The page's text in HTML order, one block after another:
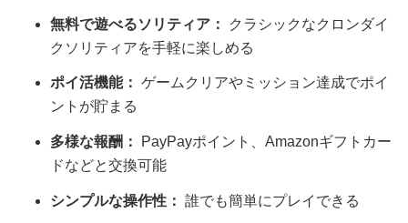
無料で遊べるソリティア：
クラシックなクロンダイ
クソリティアを手軽に楽しめる
ポイ活機能： ゲームクリアやミッション達成でポイ
ントが貯まる
多様な報酬：
PayPayポイント、Amazonギフトカー
ドなどと交換可能
シンプルな操作性： 誰でも簡単にプレイできる